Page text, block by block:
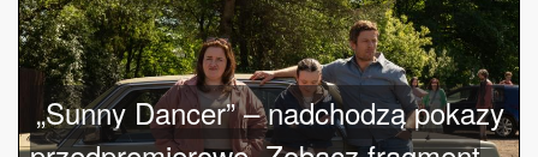
„Sunny Dancer” – nadchodzą pokazy